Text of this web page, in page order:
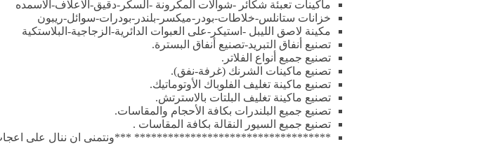
ماكينات تعبئة شكائر -شوالات المكرونة -السكر-دقيق-الاعلاف-الاسمده
خزانات ستانلس-خلاطات-بودر-ميكسر-بلندر-بودرات-سوائل-ريبون
مكينة لاصق الليبل -استيكر-على العبوات الدائرية-الزجاجية-البلاستكية
تصنيع أنفاق التبريد-تصنيع أنفاق البسترة.
تصنيع جميع أنواع الفلاتر.
تصنيع ماكينات الشرنك (غرفة-نفق).
تصنيع ماكينة تغليف الفلوباك الأوتوماتيك.
تصنيع ماكينة تغليف البلتات بالاسترتش.
تصنيع جميع البلندرات بكافة الأحجام والمقاسات.
تصنيع جميع السيور النقالة بكافة المقاسات .
*********************************** ***ونتمنى ان ننال على